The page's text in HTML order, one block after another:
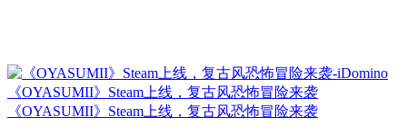
《OYASUMII》Steam上线，复古风恐怖冒险来袭
《OYASUMII》Steam上线，复古风恐怖冒险来袭